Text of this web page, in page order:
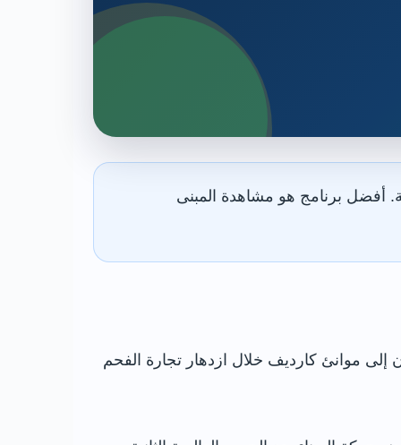
النرويجية مجاني، والمدة المناسبة للزيارة من 45 إلى 90 دقيقة. أفضل برنامج هو مشاهدة المبنى
إلى موانئ كارديف خلال ازدهار تجارة الفحم